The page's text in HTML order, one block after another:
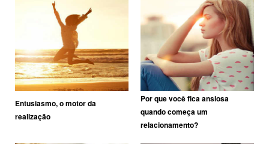
Entusiasmo, o motor da
realização
Por que você fica ansiosa
quando começa um
relacionamento?